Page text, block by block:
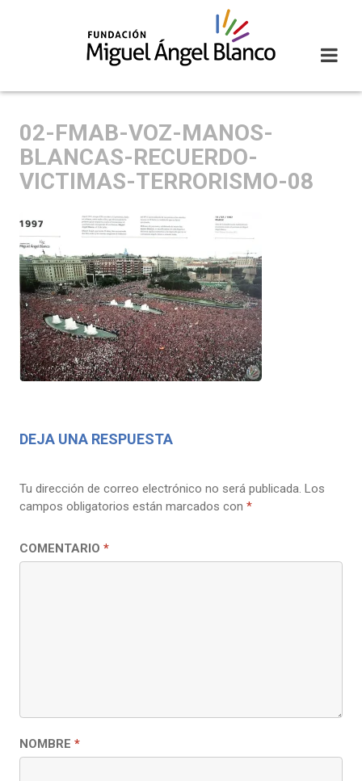
02-FMAB-VOZ-MANOS-
BLANCAS-RECUERDO-
VICTIMAS-TERRORISMO-08
DEJA UNA RESPUESTA
Tu dirección de correo electrónico no será publicada. Los
campos obligatorios están marcados con *
COMENTARIO *
NOMBRE *